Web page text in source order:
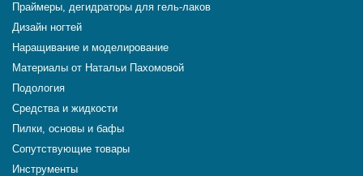
Праймеры, дегидраторы для гель-лаков
Дизайн ногтей
Наращивание и моделирование
Материалы от Натальи Пахомовой
Подология
Средства и жидкости
Пилки, основы и бафы
Сопутствующие товары
Инструменты